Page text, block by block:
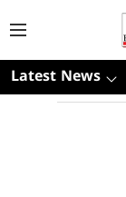
Latest News